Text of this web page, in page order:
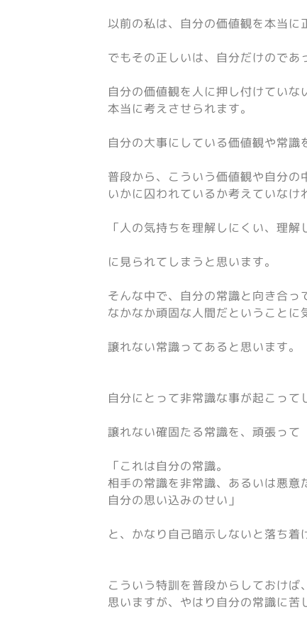
以前の私は、自分の価値観を本当に
でもその正しいは、自分だけのであ
自分の価値観を人に押し付けていな
本当に考えさせられます。
自分の大事にしている価値観や常識
普段から、こういう価値観や自分の
いかに囚われているか考えていなけ
「人の気持ちを理解しにくい、理解
に見られてしまうと思います。
そんな中で、自分の常識と向き合っ
なかなか頑固な人間だということに
譲れない常識ってあると思います。
自分にとって非常識な事が起こって
譲れない確固たる常識を、頑張って
「これは自分の常識。
相手の常識を非常識、あるいは悪意
自分の思い込みのせい」
と、かなり自己暗示しないと落ち着
こういう特訓を普段からしておけ
思いますが、やはり自分の常識に苦